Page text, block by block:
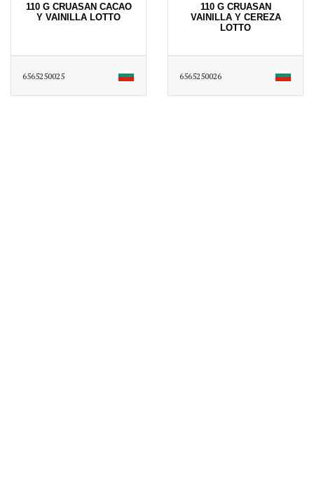
110 G CRUASAN CACAO
Y VAINILLA LOTTO
6565250025
110 G CRUASAN
VAINILLA Y CEREZA
LOTTO
6565250026